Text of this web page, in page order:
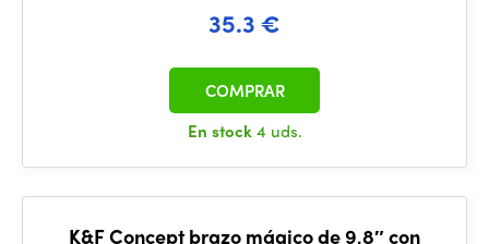
35.3 €
En stock4 uds.
COMPRAR
K&F Concept brazo mágico de 9,8″ con